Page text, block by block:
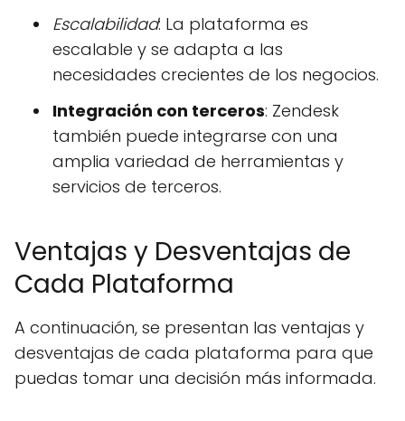
Escalabilidad: La plataforma es
escalable y se adapta a las
necesidades crecientes de los negocios.
Integración con terceros: Zendesk
también puede integrarse con una
amplia variedad de herramientas y
servicios de terceros.
Ventajas y Desventajas de
Cada Plataforma
A continuación, se presentan las ventajas y
desventajas de cada plataforma para que
puedas tomar una decisión más informada.